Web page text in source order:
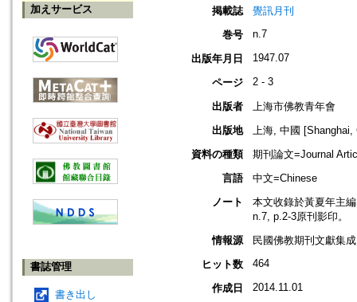
加えサービス
書誌管理
書き出し
掲載誌
覺訊月刊
巻号
n.7
出版年月日 1947.07
ページ 2 - 3
出版者
上海市佛教青年會
出版地
上海, 中國 [Shanghai,
資料の種類
期刊論文=Journal
言語
中文=Chinese
ノート
本文收錄於黃夏年主
n.7, p.2-3原刊影印。
情報源
民國佛教期刊文獻集
ヒット数
464
作成日 2014.11.01